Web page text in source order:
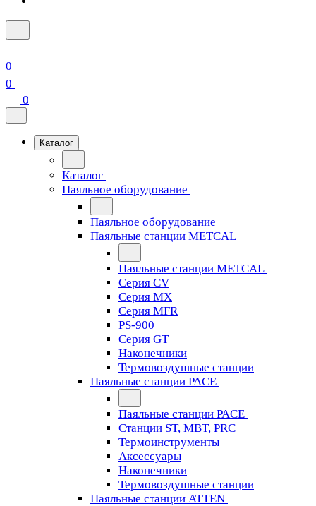
0
0
0
Каталог
Каталог
Паяльное оборудование
Паяльное оборудование
Паяльные станции METCAL
Паяльные станции METCAL
Серия CV
Серия MX
Серия MFR
PS-900
Серия GT
Наконечники
Термовоздушные станции
Паяльные станции PACE
Паяльные станции PACE
Станции ST, MBT, PRC
Термоинструменты
Аксессуары
Наконечники
Термовоздушные станции
Паяльные станции ATTEN